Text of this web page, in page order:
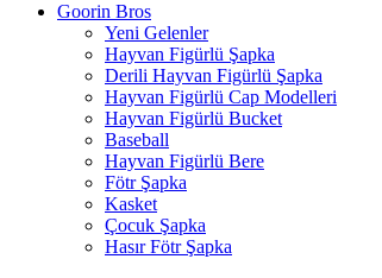
Goorin Bros
Yeni Gelenler
Hayvan Figürlü Şapka
Derili Hayvan Figürlü Şapka
Hayvan Figürlü Cap Modelleri
Hayvan Figürlü Bucket
Baseball
Hayvan Figürlü Bere
Fötr Şapka
Kasket
Çocuk Şapka
Hasır Fötr Şapka